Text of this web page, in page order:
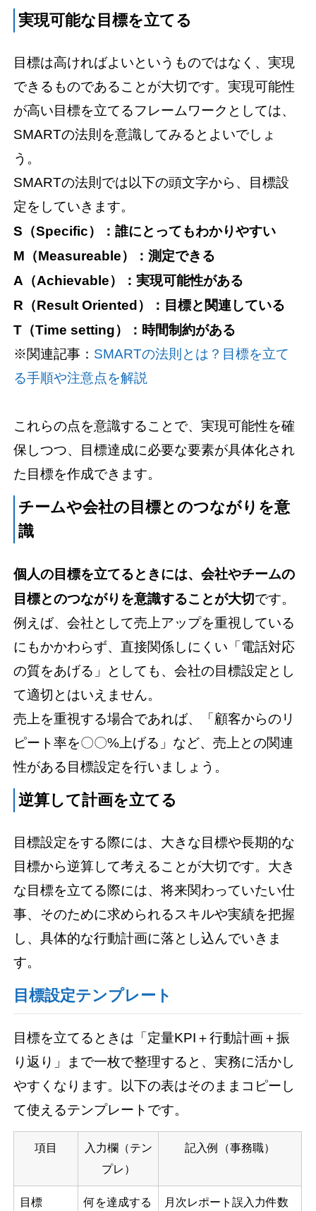
実現可能な目標を立てる
目標は高ければよいというものではなく、実現
できるものであることが大切です。実現可能性
が高い目標を立てるフレームワークとしては、
SMARTの法則を意識してみるとよいでしょ
う。
SMARTの法則では以下の頭文字から、目標設
定をしていきます。
S（Specific）：誰にとってもわかりやすい
M（Measureable）：測定できる
A（Achievable）：実現可能性がある
R（Result Oriented）：目標と関連している
T（Time setting）：時間制約がある
※関連記事： SMARTの法則とは？目標を立て
る手順や注意点を解説
これらの点を意識することで、実現可能性を確
保しつつ、目標達成に必要な要素が具体化され
た目標を作成できます。
チームや会社の目標とのつながりを意
識
個人の目標を立てるときには、会社やチームの
目標とのつながりを意識することが大切です。
例えば、会社として売上アップを重視している
にもかかわらず、直接関係しにくい「電話対応
の質をあげる」としても、会社の目標設定とし
て適切とはいえません。
売上を重視する場合であれば、「顧客からのリ
ピート率を〇〇%上げる」など、売上との関連
性がある目標設定を行いましょう。
逆算して計画を立てる
目標設定をする際には、大きな目標や長期的な
目標から逆算して考えることが大切です。大き
な目標を立てる際には、将来関わっていたい仕
事、そのために求められるスキルや実績を把握
し、具体的な行動計画に落とし込んでいきま
す。
目標設定テンプレート
目標を立てるときは「定量KPI＋行動計画＋振
り返り」まで一枚で整理すると、実務に活かし
やすくなります。以下の表はそのままコピーし
て使えるテンプレートです。
項目
入力欄（テン
プレ）
記入例（事務職）
目標
何を達成する
月次レポート誤入力件数